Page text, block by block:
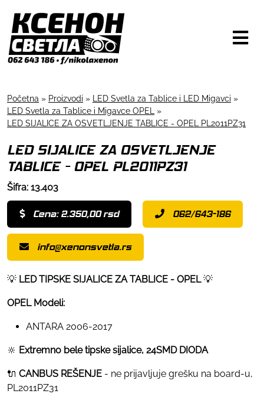
Početna » Proizvodi » LED Svetla za Tablice i LED Migavci »
LED Svetla za Tablice i Migavce OPEL
»
LED SIJALICE ZA OSVETLJENJE TABLICE - OPEL PL2011PZ31
LED SIJALICE ZA OSVETLJENJE
TABLICE - OPEL PL2011PZ31
Šifra: 13.403
Cena: 2.350,00 rsd 062/643-186
info@xenonsvetla.rs
💡 LED TIPSKE SIJALICE ZA TABLICE - OPEL💡
OPEL Modeli:
ANTARA 2006-2017
🔆 Extremno bele tipske sijalice, 24SMD DIODA
🔌 CANBUS REŠENJE - ne prijavljuje grešku na board-u,
PL2011PZ31